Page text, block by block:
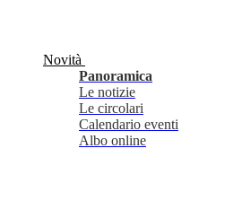
Novità
Panoramica
Le notizie
Le circolari
Calendario eventi
Albo online